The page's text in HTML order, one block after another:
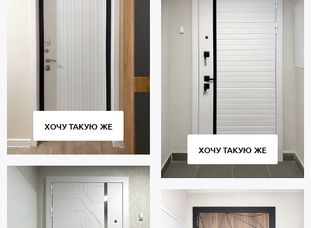
ХОЧУ ТАКУЮ ЖЕ
ХОЧУ ТАКУЮ ЖЕ